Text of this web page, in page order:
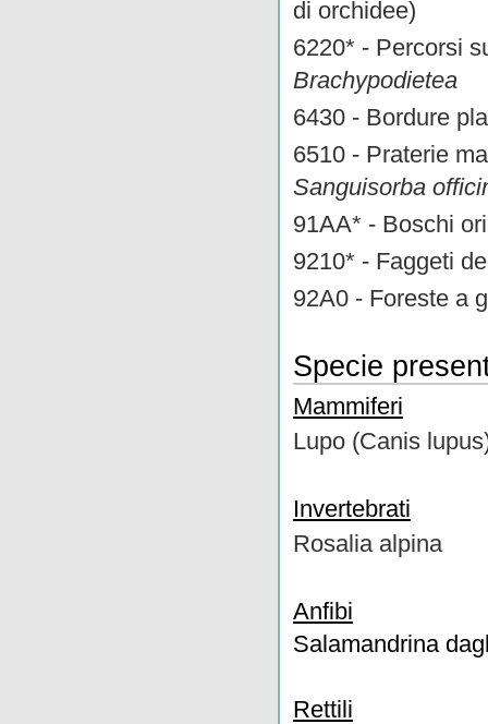
di orchidee)
6220* - Percorsi
Brachypodietea
6430 - Bordure
6510 - Praterie
Sanguisorba
91AA* - Boschi
9210* - Faggeti
92A0 - Foreste a
Specie
Mammiferi
Lupo (Canis
Invertebrati
Rosalia alpina
Anfibi
Salamandrina
Rettili